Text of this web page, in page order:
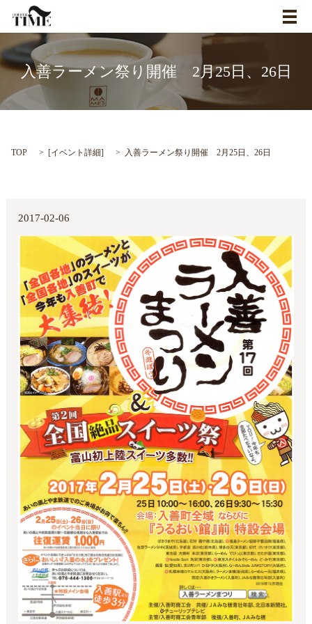
メ
入善ラーメン祭り開催 2月25日、26日
TOP [イベント詳細] 入善ラーメン祭り開催 2月25日、26日
2017-02-06